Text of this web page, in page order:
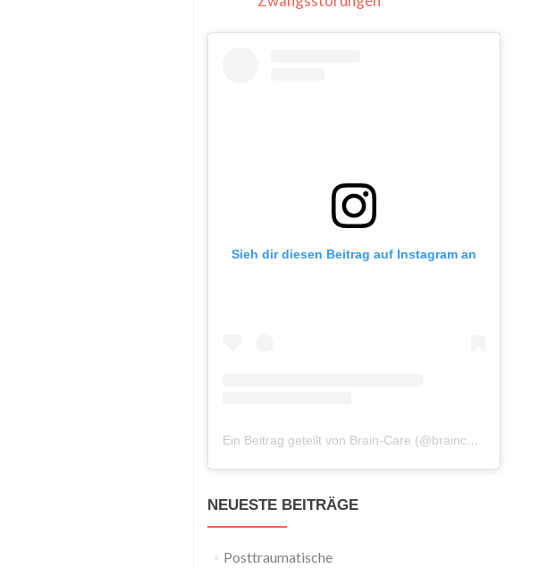
Sieh dir diesen Beitrag auf Instagram an
Ein Beitrag geteilt von Brain-Care (@braincareneurofeedback)
NEUESTE BEITRÄGE
Posttraumatische